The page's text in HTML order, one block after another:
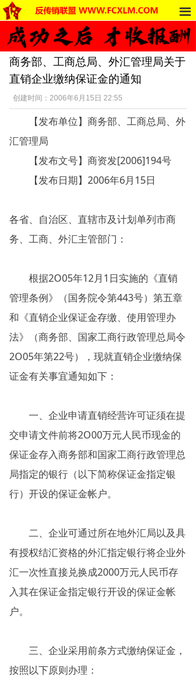
끀
首页
法律法规
反传销动态
受害者讲述
反传销杂谈
死人事件
南派传销
精神传销
求助专区
大学生专栏
相关处罚
传销案例
违规直销
专家论点
揭秘传销
直销与传销详解
反传销论坛
反传销问答
商务部、工商总局、外汇管理局关于
直销企业缴纳保证金的通知
创建时间： 2006年6月15日 22:55
【发布单位】商务部、工商总局、外
汇管理局
【发布文号】商资发[2006]194号
【发布日期】2006年6月15日
各省、自治区、直辖市及计划单列市商
务、工商、外汇主管部门：
根据2O05年12月1日实施的《直销
管理条例》（国务院令第443号）第五章
和《直销企业保证金存缴、使用管理办
法》（商务部、国家工商行政管理总局令
2O05年第22号），现就直销企业缴纳保
证金有关事宜通知如下：
一、企业申请直销经营许可证须在提
交申请文件前将2O00万元人民币现金的
保证金存入商务部和国家工商行政管理总
局指定的银行（以下简称保证金指定银
行）开设的保证金帐户。
二、企业可通过所在地外汇局以及具
有授权结汇资格的外汇指定银行将企业外
汇一次性直接兑换成2000万元人民币存
入其在保证金指定银行开设的保证金帐
户。
三、企业采用前条方式缴纳保证金，
按照以下原则办理：